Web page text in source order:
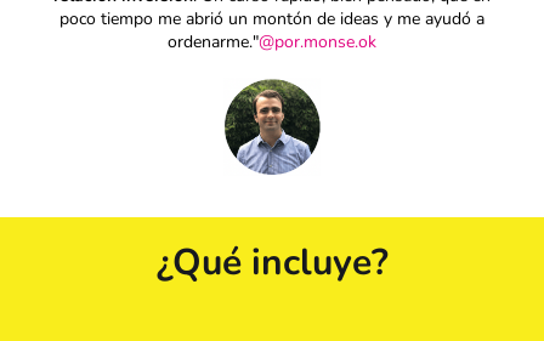
poco tiempo me abrió un montón de ideas y me ayudó a
ordenarme."@por.monse.ok
¿Qué incluye?